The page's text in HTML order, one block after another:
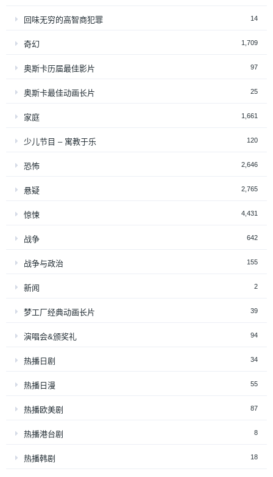
回味无穷的高智商犯罪 14
奇幻 1,709
奥斯卡历届最佳影片 97
奥斯卡最佳动画长片 25
家庭 1,661
少儿节目 – 寓教于乐 120
恐怖 2,646
悬疑 2,765
惊悚 4,431
战争 642
战争与政治 155
新闻 2
梦工厂经典动画长片 39
演唱会&颁奖礼 94
热播日剧 34
热播日漫 55
热播欧美剧 87
热播港台剧 8
热播韩剧 18